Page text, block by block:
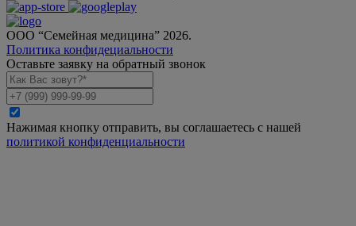
ООО “Семейная медицина” 2026.
Политика конфидециальности
Оставьте заявку на обратный звонок
Нажимая кнопку отправить, вы соглашаетесь с нашей
политикой конфиденциальности